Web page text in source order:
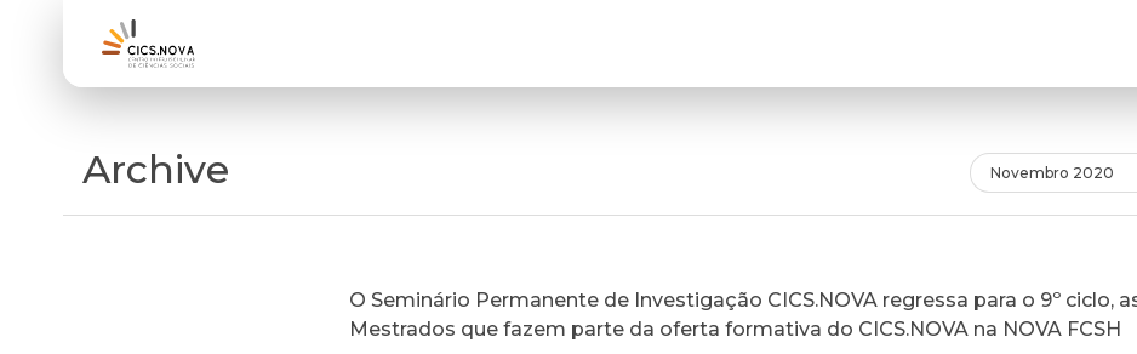
Archive Novembro 2020
O Seminário Permanente de Investigação CICS.NOVA regressa para o 9º ciclo,
Mestrados que fazem parte da oferta formativa do CICS.NOVA na NOVA FCSH